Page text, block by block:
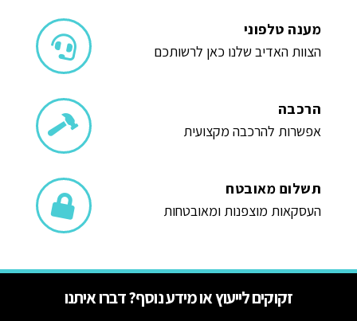
מענה טלפוני
הצוות האדיב שלנו כאן לרשותכם
הרכבה
אפשרות להרכבה מקצועית
תשלום מאובטח
העסקאות מוצפנות ומאובטחות
זקוקים לייעוץ או מידע נוסף? דברו איתנו